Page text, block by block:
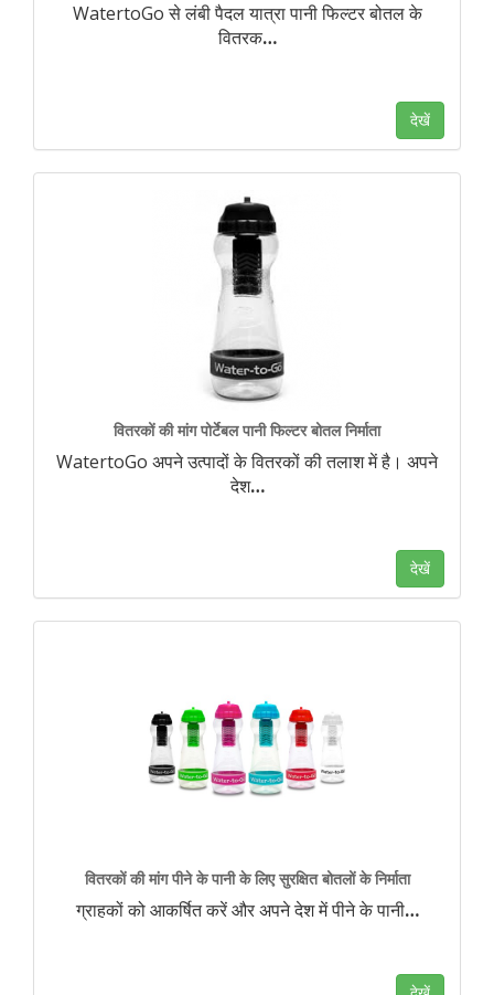
WatertoGo से लंबी पैदल यात्रा पानी फिल्टर बोतल के
वितरक…
देखें
वितरकों की मांग पोर्टेबल पानी फिल्टर बोतल निर्माता
WatertoGo अपने उत्पादों के वितरकों की तलाश में है। अपने
देश…
देखें
वितरकों की मांग पीने के पानी के लिए सुरक्षित बोतलों के निर्माता
ग्राहकों को आकर्षित करें और अपने देश में पीने के पानी…